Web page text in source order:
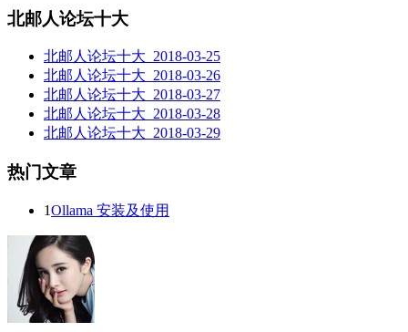
北邮人论坛十大
北邮人论坛十大_2018-03-25
北邮人论坛十大_2018-03-26
北邮人论坛十大_2018-03-27
北邮人论坛十大_2018-03-28
北邮人论坛十大_2018-03-29
热门文章
1Ollama 安装及使用